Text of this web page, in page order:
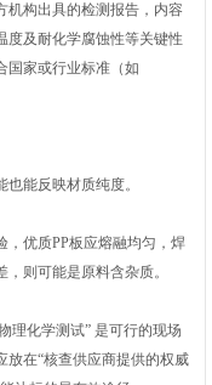
机构出具的检测报告，内容
度及耐化学腐蚀性‌等关键性
国家或行业标准（如
能反映材质纯度。
，优质PP板应‌熔融均匀，焊
则可能是原料含杂质。
理化学测试”‌ 是可行的现场
放在“核查供应商提供的权威